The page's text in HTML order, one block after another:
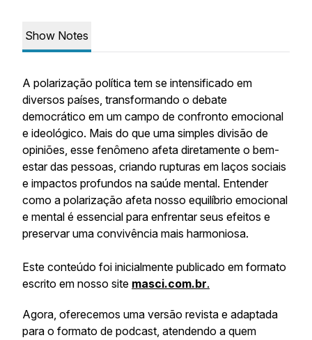
Show Notes
A polarização política tem se intensificado em
diversos países, transformando o debate
democrático em um campo de confronto emocional
e ideológico. Mais do que uma simples divisão de
opiniões, esse fenômeno afeta diretamente o bem-
estar das pessoas, criando rupturas em laços sociais
e impactos profundos na saúde mental. Entender
como a polarização afeta nosso equilíbrio emocional
e mental é essencial para enfrentar seus efeitos e
preservar uma convivência mais harmoniosa.
Este conteúdo foi inicialmente publicado em formato
escrito em nosso site masci.com.br.
Agora, oferecemos uma versão revista e adaptada
para o formato de podcast, atendendo a quem